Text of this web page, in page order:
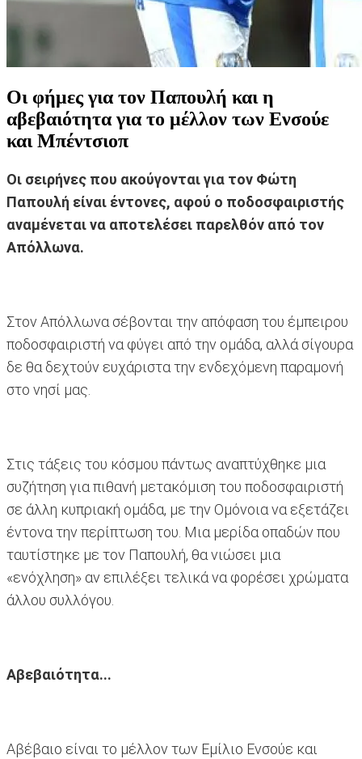
Οι φήμες για τον Παπουλή και η
αβεβαιότητα για το μέλλον των Ενσούε
και Μπέντσιοπ
Οι σειρήνες που ακούγονται για τον Φώτη
Παπουλή είναι έντονες, αφού ο ποδοσφαιριστής
αναμένεται να αποτελέσει παρελθόν από τον
Απόλλωνα.
Στον Απόλλωνα σέβονται την απόφαση του έμπειρου
ποδοσφαιριστή να φύγει από την ομάδα, αλλά σίγουρα
δε θα δεχτούν ευχάριστα την ενδεχόμενη παραμονή
στο νησί μας.
Στις τάξεις του κόσμου πάντως αναπτύχθηκε μια
συζήτηση για πιθανή μετακόμιση του ποδοσφαιριστή
σε άλλη κυπριακή ομάδα, με την Ομόνοια να εξετάζει
έντονα την περίπτωση του. Μια μερίδα οπαδών που
ταυτίστηκε με τον Παπουλή, θα νιώσει μια
«ενόχληση» αν επιλέξει τελικά να φορέσει χρώματα
άλλου συλλόγου.
Αβεβαιότητα...
Αβέβαιο είναι το μέλλον των Εμίλιο Ενσούε και